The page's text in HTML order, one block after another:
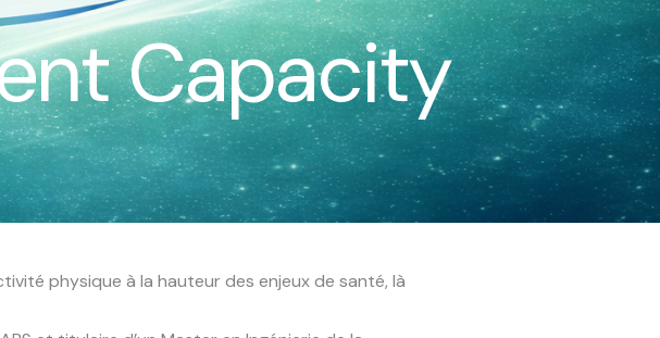
Capacity
physique à la hauteur des enjeux de santé, là